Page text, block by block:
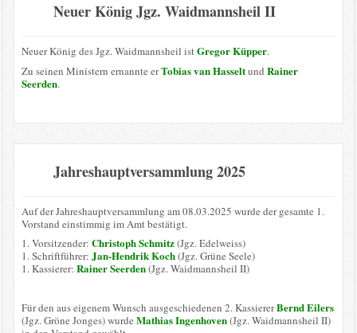
Neuer König Jgz. Waidmannsheil II
Neuer König des Jgz. Waidmannsheil istGregor Küpper.
Zu seinen Ministern ernannte erTobias van Hasseltund Rainer
Seerden.
Jahreshauptversammlung 2025
Auf der Jahreshauptversammlung am 08.03.2025 wurde der gesamte 1.
Vorstand einstimmig im Amt bestätigt.
1. Vorsitzender: Christoph Schmitz(Jgz. Edelweiss)
1. Schriftführer: Jan-Hendrik Koch(Jgz. Grüne Seele)
1. Kassierer: Rainer Seerden(Jgz. Waidmannsheil II)
Für den aus eigenem Wunsch ausgeschiedenen 2. KassiererBernd Eilers
(Jgz. Gröne Jonges) wurde Mathias Ingenhoven(Jgz. Waidmannsheil II)